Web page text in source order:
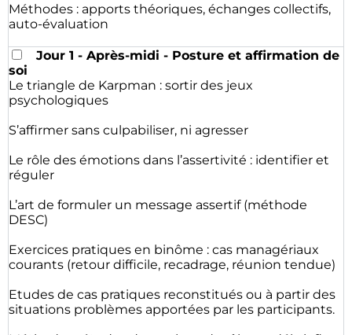
Méthodes : apports théoriques, échanges collectifs,
auto-évaluation
Jour 1 - Après-midi - Posture et affirmation de
soi
Le triangle de Karpman : sortir des jeux
psychologiques
S’affirmer sans culpabiliser, ni agresser
Le rôle des émotions dans l’assertivité : identifier et
réguler
L’art de formuler un message assertif (méthode
DESC)
Exercices pratiques en binôme : cas managériaux
courants (retour difficile, recadrage, réunion tendue)
Etudes de cas pratiques reconstitués ou à partir des
situations problèmes apportées par les participants.